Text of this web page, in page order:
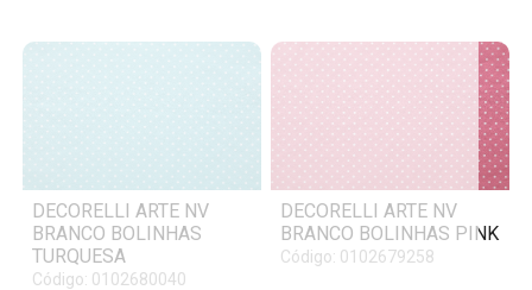
DECORELLI ARTE NV
BRANCO BOLINHAS
TURQUESA
Código: 0102680040
DECORELLI ARTE NV
BRANCO BOLINHAS PINK
Código: 0102679258